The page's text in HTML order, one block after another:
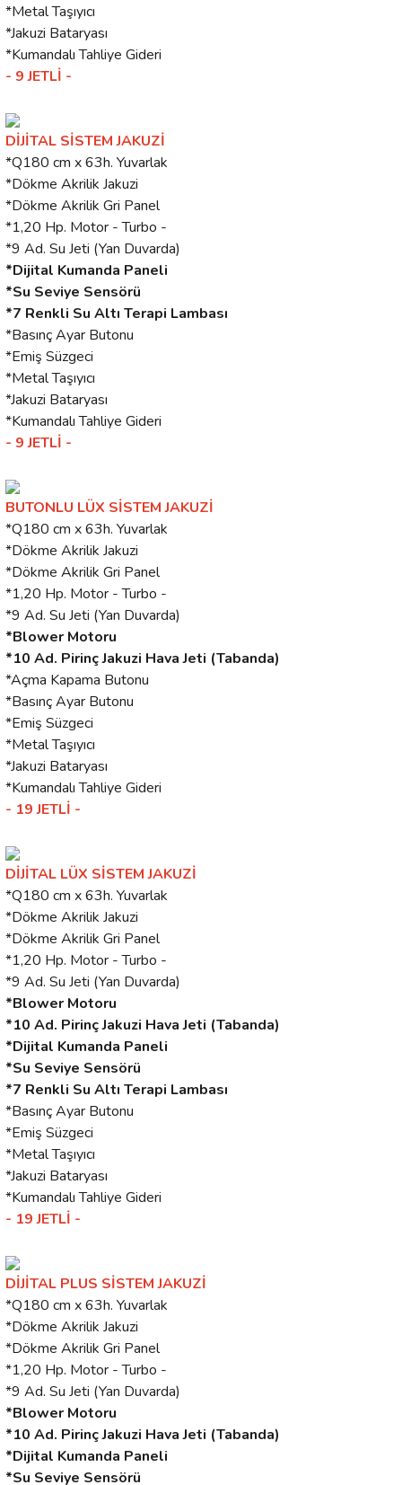
*Metal Taşıyıcı
*Jakuzi Bataryası
*Kumandalı Tahliye Gideri
- 9 JETLİ -
DİJİTAL SİSTEM JAKUZİ
*Q180 cm x 63h. Yuvarlak
*Dökme Akrilik Jakuzi
*Dökme Akrilik Gri Panel
*1,20 Hp. Motor - Turbo -
*9 Ad. Su Jeti (Yan Duvarda)
*Dijital Kumanda Paneli
*Su Seviye Sensörü
*7 Renkli Su Altı Terapi Lambası
*Basınç Ayar Butonu
*Emiş Süzgeci
*Metal Taşıyıcı
*Jakuzi Bataryası
*Kumandalı Tahliye Gideri
- 9 JETLİ -
BUTONLU LÜX SİSTEM JAKUZİ
*Q180 cm x 63h. Yuvarlak
*Dökme Akrilik Jakuzi
*Dökme Akrilik Gri Panel
*1,20 Hp. Motor - Turbo -
*9 Ad. Su Jeti (Yan Duvarda)
*Blower Motoru
*10 Ad. Pirinç Jakuzi Hava Jeti (Tabanda)
*Açma Kapama Butonu
*Basınç Ayar Butonu
*Emiş Süzgeci
*Metal Taşıyıcı
*Jakuzi Bataryası
*Kumandalı Tahliye Gideri
- 19 JETLİ -
DİJİTAL LÜX SİSTEM JAKUZİ
*Q180 cm x 63h. Yuvarlak
*Dökme Akrilik Jakuzi
*Dökme Akrilik Gri Panel
*1,20 Hp. Motor - Turbo -
*9 Ad. Su Jeti (Yan Duvarda)
*Blower Motoru
*10 Ad. Pirinç Jakuzi Hava Jeti (Tabanda)
*Dijital Kumanda Paneli
*Su Seviye Sensörü
*7 Renkli Su Altı Terapi Lambası
*Basınç Ayar Butonu
*Emiş Süzgeci
*Metal Taşıyıcı
*Jakuzi Bataryası
*Kumandalı Tahliye Gideri
- 19 JETLİ -
DİJİTAL PLUS SİSTEM JAKUZİ
*Q180 cm x 63h. Yuvarlak
*Dökme Akrilik Jakuzi
*Dökme Akrilik Gri Panel
*1,20 Hp. Motor - Turbo -
*9 Ad. Su Jeti (Yan Duvarda)
*Blower Motoru
*10 Ad. Pirinç Jakuzi Hava Jeti (Tabanda)
*Dijital Kumanda Paneli
*Su Seviye Sensörü